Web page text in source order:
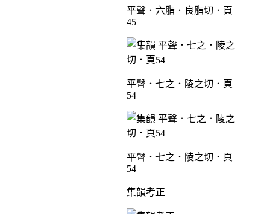
平聲．六脂．良脂切．頁
45
平聲．七之．陵之切．頁
54
平聲．七之．陵之切．頁
54
集韻考正